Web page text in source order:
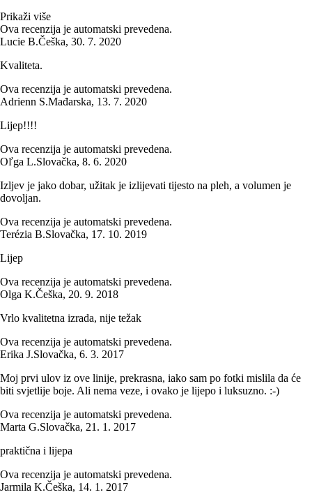
Prikaži više
Ova recenzija je automatski prevedena.
Lucie B.Češka, 30. 7. 2020
Kvaliteta.
Ova recenzija je automatski prevedena.
Adrienn S.Mađarska, 13. 7. 2020
Lijep!!!!
Ova recenzija je automatski prevedena.
Oľga L.Slovačka, 8. 6. 2020
Izljev je jako dobar, užitak je izlijevati tijesto na pleh, a volumen je
dovoljan.
Ova recenzija je automatski prevedena.
Terézia B.Slovačka, 17. 10. 2019
Lijep
Ova recenzija je automatski prevedena.
Olga K.Češka, 20. 9. 2018
Vrlo kvalitetna izrada, nije težak
Ova recenzija je automatski prevedena.
Erika J.Slovačka, 6. 3. 2017
Moj prvi ulov iz ove linije, prekrasna, iako sam po fotki mislila da će
biti svjetlije boje. Ali nema veze, i ovako je lijepo i luksuzno. :-)
Ova recenzija je automatski prevedena.
Marta G.Slovačka, 21. 1. 2017
praktična i lijepa
Ova recenzija je automatski prevedena.
Jarmila K.Češka, 14. 1. 2017